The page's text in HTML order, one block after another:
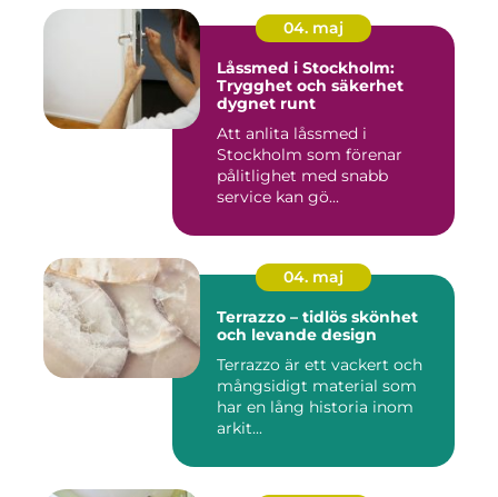
04. maj
Låssmed i Stockholm:
Trygghet och säkerhet
dygnet runt
Att anlita låssmed i
Stockholm som förenar
pålitlighet med snabb
service kan gö...
04. maj
Terrazzo – tidlös skönhet
och levande design
Terrazzo är ett vackert och
mångsidigt material som
har en lång historia inom
arkit...